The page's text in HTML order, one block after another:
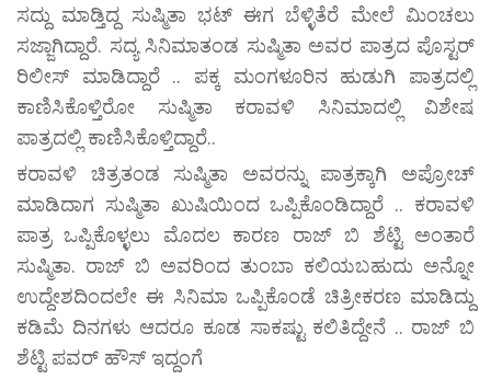
ಸದ್ದು ಮಾಡ್ತಿದ್ದ ಸುಷ್ಮಿತಾ ಭಟ್ ಈಗ ಬೆಳ್ಳಿತೆರೆ ಮೇಲೆ ಮಿಂಚಲು
ಸಜ್ಜಾಗಿದ್ದಾರೆ. ಸದ್ಯ ಸಿನಿಮಾತಂಡ ಸುಷ್ಮಿತಾ ಅವರ ಪಾತ್ರದ ಪೊಸ್ಟರ್
ರಿಲೀಸ್ ಮಾಡಿದ್ದಾರೆ .. ಪಕ್ಕ ಮಂಗಳೂರಿನ ಹುಡುಗಿ ಪಾತ್ರದಲ್ಲಿ
ಕಾಣಿಸಿಕೊಳ್ತಿರೋ ಸುಷ್ಮಿತಾ ಕರಾವಳಿ ಸಿನಿಮಾದಲ್ಲಿ ವಿಶೇಷ
ಪಾತ್ರದಲ್ಲಿ ಕಾಣಿಸಿಕೊಳ್ತಿದ್ದಾರೆ..
ಕರಾವಳಿ ಚಿತ್ರತಂಡ ಸುಷ್ಮಿತಾ ಅವರನ್ನು ಪಾತ್ರಕ್ಕಾಗಿ ಅಪ್ರೋಚ್
ಮಾಡಿದಾಗ ಸುಷ್ಮಿತಾ ಖುಷಿಯಿಂದ ಒಪ್ಪಿಕೊಂಡಿದ್ದಾರೆ .. ಕರಾವಳಿ
ಪಾತ್ರ ಒಪ್ಪಿಕೊಳ್ಳಲು ಮೊದಲ ಕಾರಣ ರಾಜ್ ಬಿ ಶೆಟ್ಟಿ ಅಂತಾರೆ
ಸುಷ್ಮಿತಾ. ರಾಜ್ ಬಿ ಅವರಿಂದ ತುಂಬಾ ಕಲಿಯಬಹುದು ಅನ್ನೋ
ಉದ್ದೇಶದಿಂದಲೇ ಈ ಸಿನಿಮಾ ಒಪ್ಪಿಕೊಂಡೆ ಚಿತ್ರೀಕರಣ ಮಾಡಿದ್ದು
ಕಡಿಮೆ ದಿನಗಳು ಆದರೂ ಕೂಡ ಸಾಕಷ್ಟು ಕಲಿತಿದ್ದೇನೆ .. ರಾಜ್ ಬಿ
ಶೆಟ್ಟಿ ಪವರ್ ಹೌಸ್ ಇದ್ದಂಗೆ